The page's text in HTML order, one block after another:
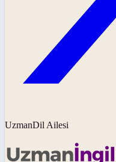
UzmanDil Ailesi